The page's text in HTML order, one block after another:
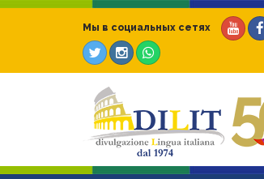
Мы в социальных сетях